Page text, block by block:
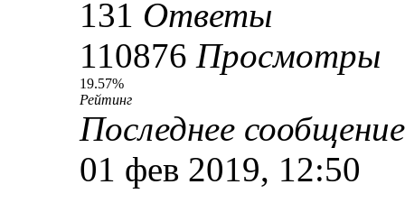
131 Ответы
110876 Просмотры
19.57%
Рейтинг
Последнее
01 фев 2019, 12:50